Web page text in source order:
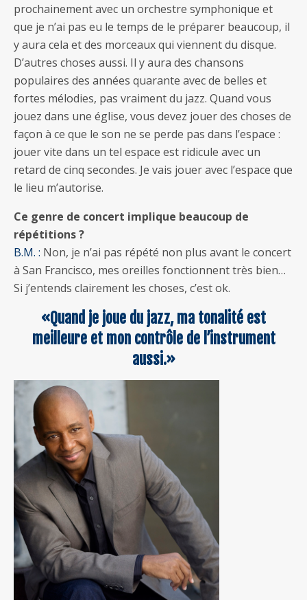
prochainement avec un orchestre symphonique et
que je n’ai pas eu le temps de le préparer beaucoup, il
y aura cela et des morceaux qui viennent du disque.
D’autres choses aussi. Il y aura des chansons
populaires des années quarante avec de belles et
fortes mélodies, pas vraiment du jazz. Quand vous
jouez dans une église, vous devez jouer des choses de
façon à ce que le son ne se perde pas dans l’espace :
jouer vite dans un tel espace est ridicule avec un
retard de cinq secondes. Je vais jouer avec l’espace que
le lieu m’autorise.
Ce genre de concert implique beaucoup de
répétitions ?
B.M. : Non, je n’ai pas répété non plus avant le concert
à San Francisco, mes oreilles fonctionnent très bien…
Si j’entends clairement les choses, c’est ok.
«Quand je joue du jazz, ma tonalité est
meilleure et mon contrôle de l’instrument
aussi.»